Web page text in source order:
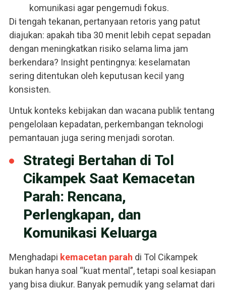
komunikasi agar pengemudi fokus.
Di tengah tekanan, pertanyaan retoris yang patut
diajukan: apakah tiba 30 menit lebih cepat sepadan
dengan meningkatkan risiko selama lima jam
berkendara? Insight pentingnya: keselamatan
sering ditentukan oleh keputusan kecil yang
konsisten.
Untuk konteks kebijakan dan wacana publik tentang
pengelolaan kepadatan, perkembangan teknologi
pemantauan juga sering menjadi sorotan.
Strategi Bertahan di Tol
Cikampek Saat Kemacetan
Parah: Rencana,
Perlengkapan, dan
Komunikasi Keluarga
Menghadapi kemacetan parah di Tol Cikampek
bukan hanya soal “kuat mental”, tetapi soal kesiapan
yang bisa diukur. Banyak pemudik yang selamat dari